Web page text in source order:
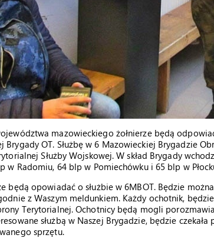
mazowieckiego żołnierze będą
Brygady OT. Służbę w 6 Mazowieckiej Brygadzie
Służby Wojskowej. W skład Brygady
w Radomiu, 64 blp w Pomiechówku i 65 blp w
będą opowiadać o służbie w 6MBOT. Będzie
z Waszym meldunkiem. Każdy ochotnik,
Terytorialnej. Ochotnicy będą mogli
służbą w Naszej Brygadzie, będzie
sprzętu.